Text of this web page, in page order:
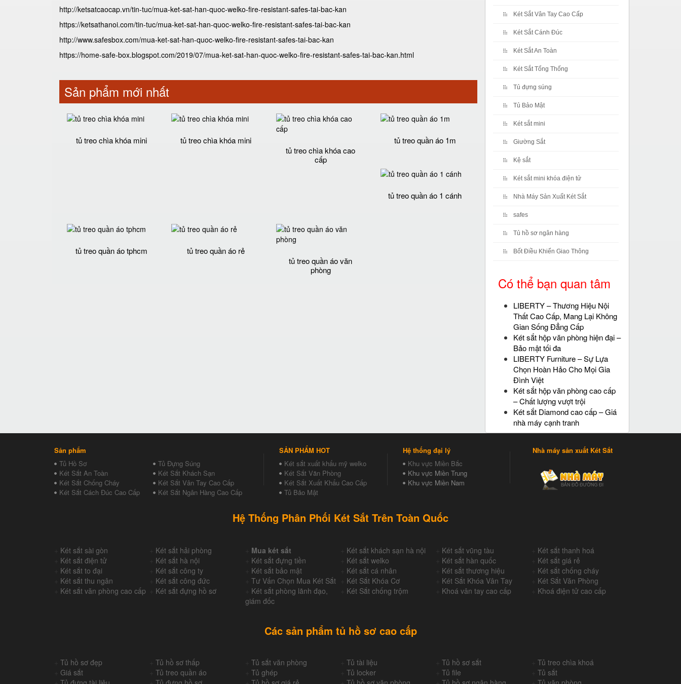
http://ketsatcaocap.vn/tin-tuc/mua-ket-sat-han-quoc-welko-fire-resistant-safes-tai-bac-kan
https://ketsathanoi.com/tin-tuc/mua-ket-sat-han-quoc-welko-fire-resistant-safes-tai-bac-kan
http://www.safesbox.com/mua-ket-sat-han-quoc-welko-fire-resistant-safes-tai-bac-kan
https://home-safe-box.blogspot.com/2019/07/mua-ket-sat-han-quoc-welko-fire-resistant-safes-tai-bac-kan.html
Sản phẩm mới nhất
tủ treo chìa khóa mini
tủ treo chìa khóa mini
tủ treo chìa khóa cao
cấp
tủ treo quần áo 1m
tủ treo quần áo 1 cánh
tủ treo quần áo tphcm
tủ treo quần áo rẻ
tủ treo quần áo văn
phòng
Két Sắt Vân Tay Cao Cấp
Két Sắt Cánh Đúc
Két Sắt An Toàn
Két Sắt Tổng Thống
Tủ đựng súng
Tủ Bảo Mật
Két sắt mini
Giường Sắt
Kệ sắt
Két sắt mini khóa điện tử
Nhà Máy Sản Xuất Két Sắt
safes
Tủ hồ sơ ngân hàng
Bốt Điều Khiển Giao Thông
Có thể bạn quan tâm
LIBERTY – Thương Hiệu Nội
Thất Cao Cấp, Mang Lại Không
Gian Sống Đẳng Cấp
Két sắt hộp văn phòng hiện đại –
Bảo mật tối đa
LIBERTY Furniture – Sự Lựa
Chọn Hoàn Hảo Cho Mọi Gia
Đình Việt
Két sắt hộp văn phòng cao cấp
– Chất lượng vượt trội
Két sắt Diamond cao cấp – Giá
nhà máy cạnh tranh
Sản phẩm
Tủ Hồ Sơ
Tủ Đựng Súng
Két Sắt An Toàn
Két Sắt Khách Sạn
Két Sắt Chống Cháy
Két Sắt Vân Tay Cao Cấp
Két Sắt Cách Đúc Cao Cấp
Két Sắt Ngân Hàng Cao Cấp
SẢN PHẨM HOT
Két sắt xuất khẩu mỹ welko
Két Sắt Văn Phòng
Két Sắt Xuất Khẩu Cao Cấp
Tủ Bảo Mật
Hệ thống đại lý
Khu vực Miền Bắc
Khu vực Miền Trung
Khu vực Miền Nam
Nhà máy sản xuất Két Sắt
Hệ Thống Phân Phối Két Sắt Trên Toàn Quốc
Két sắt sài gòn Két sắt hải phòng Mua két sắt Két sắt khách sạn hà nội Két sắt vũng tàu
Két sắt thanh hoá
Két sắt điện tử Két sắt hà nội Két sắt đựng tiền Két sắt welko Két sắt hàn quốc
Két sắt giá rẻ
Két sắt to đại Két sắt công ty Két sắt bảo mật Két sắt cá nhân Két sắt thương hiệu
Két sắt chống cháy
Két sắt thu ngân Két sắt công đức Tư Vấn Chọn Mua Két Sắt Két Sắt Khóa Cơ Két Sắt Khóa Vân Tay
Két Sắt Văn Phòng
Két sắt văn phòng cao cấp Két sắt đựng hồ sơ
Két sắt phòng lãnh đạo,
giám đốc
Két Sắt chống trộm Khoá vân tay cao cấp Khoá điện tử cao cấp
Các sản phẩm tủ hồ sơ cao cấp
Tủ hồ sơ đẹp +Tủ hồ sơ thấp Tủ sắt văn phòng Tủ tài liệu +Tủ hồ sơ sắt
Tủ treo chìa khoá
Giá sắt +Tủ treo quần áo Tủ ghép Tủ locker +Tủ file
Tủ sắt